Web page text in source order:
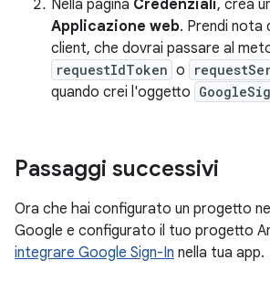
Nella pagina Credenziali, crea
Applicazione web. Prendi nota
client, che dovrai passare al
requestIdToken o
quando crei l'oggetto
Passaggi successivi
Ora che hai configurato un progetto
Google e configurato il tuo progetto
integrare Google Sign-In nella tua app.